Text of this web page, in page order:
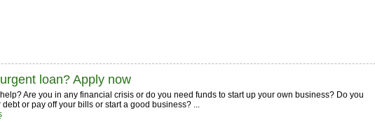
loan? Apply now
Are you in any financial crisis or do you need funds to start up your own business? Do you
or pay off your bills or start a good business? ...